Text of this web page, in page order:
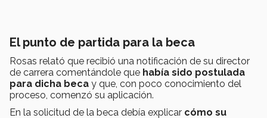
El punto de partida para la beca
Rosas relató que recibió una notificación de su director
de carrera comentándole que había sido postulada
para dicha beca y que, con poco conocimiento del
proceso, comenzó su aplicación.
En la solicitud de la beca debía explicar cómo su